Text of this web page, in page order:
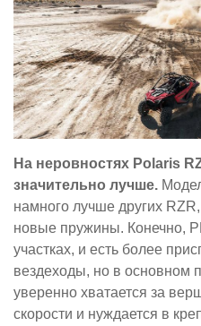
На неровностях Polaris
значительно лучше.
намного лучше других
новые пружины. Конечно,
участках, и есть более
вездеходы, но в основном
уверенно хватается за
скорости и нуждается в